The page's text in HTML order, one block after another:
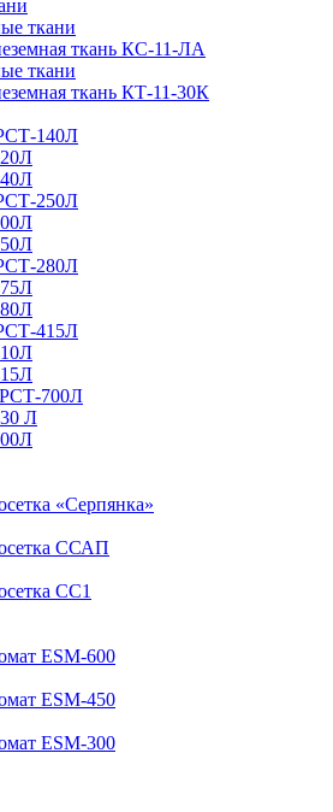
ткани
ткань КС-11-ЛА
ткани
ткань КТ-11-30К
140Л
250Л
280Л
415Л
700Л
Л
«Серпянка»
ССАП
СС1
ESM-600
ESM-450
ESM-300